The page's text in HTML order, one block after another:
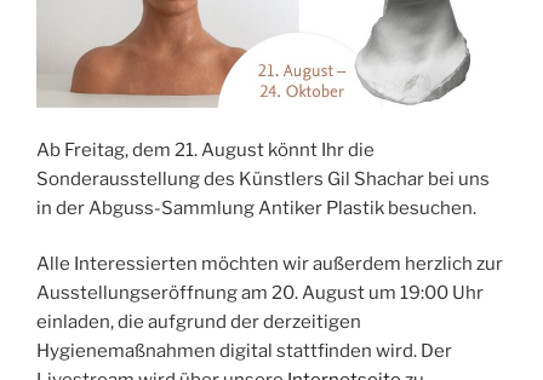
Ab Freitag, dem 21. August könnt Ihr die
Sonderausstellung des Künstlers Gil Shachar bei uns
in der Abguss-Sammlung Antiker Plastik besuchen.
Alle Interessierten möchten wir außerdem herzlich zur
Ausstellungseröffnung am 20. August um 19:00 Uhr
einladen, die aufgrund der derzeitigen
Hygienemaßnahmen digital stattfinden wird. Der